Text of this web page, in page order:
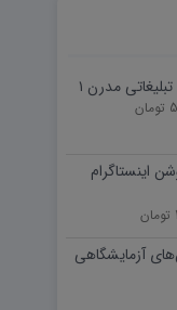
مدرن ۱
اینستاگرام
آزمایشگاهی